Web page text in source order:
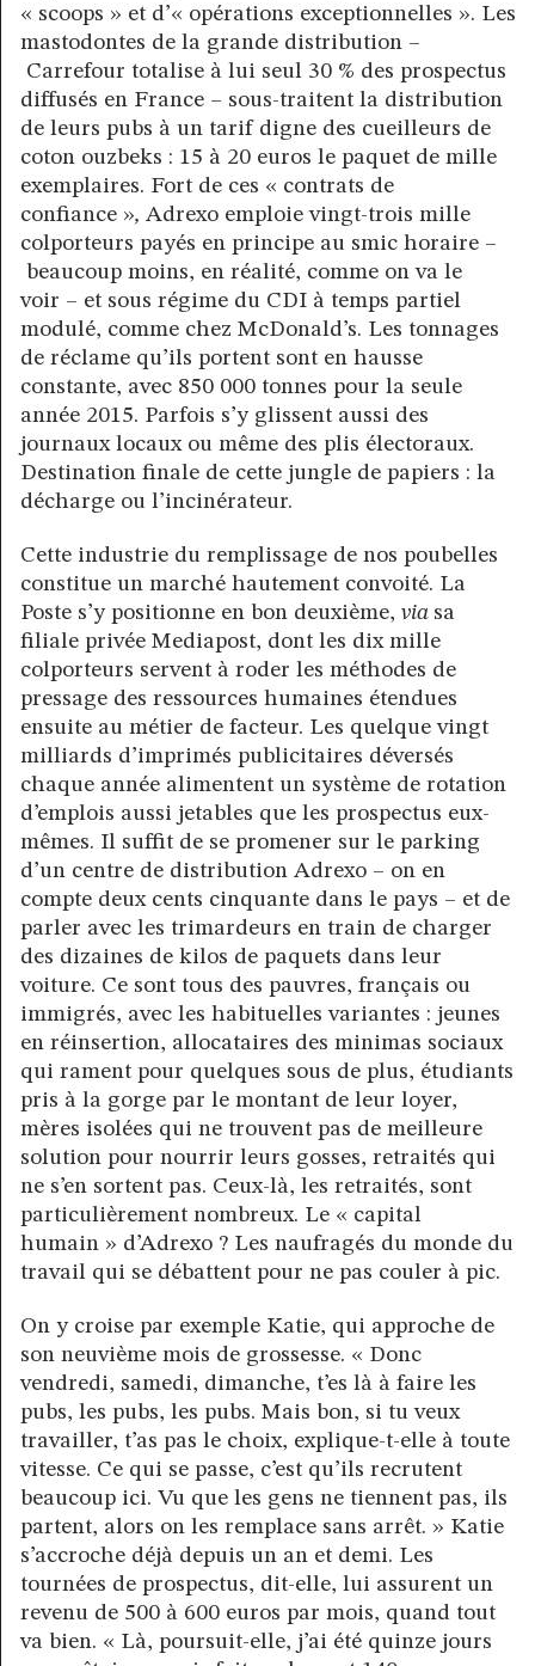
« scoops » et d’« opérations exceptionnelles ». Les
mastodontes de la grande distribution –
Carrefour totalise à lui seul 30 % des prospectus
diffusés en France – sous-traitent la distribution
de leurs pubs à un tarif digne des cueilleurs de
coton ouzbeks : 15 à 20 euros le paquet de mille
exemplaires. Fort de ces « contrats de
confiance », Adrexo emploie vingt-trois mille
colporteurs payés en principe au smic horaire –
beaucoup moins, en réalité, comme on va le
voir – et sous régime du CDI à temps partiel
modulé, comme chez McDonald’s. Les tonnages
de réclame qu’ils portent sont en hausse
constante, avec 850 000 tonnes pour la seule
année 2015. Parfois s’y glissent aussi des
journaux locaux ou même des plis électoraux.
Destination finale de cette jungle de papiers : la
décharge ou l’incinérateur.
Cette industrie du remplissage de nos poubelles
constitue un marché hautement convoité. La
Poste s’y positionne en bon deuxième, via sa
filiale privée Mediapost, dont les dix mille
colporteurs servent à roder les méthodes de
pressage des ressources humaines étendues
ensuite au métier de facteur. Les quelque vingt
milliards d’imprimés publicitaires déversés
chaque année alimentent un système de rotation
d’emplois aussi jetables que les prospectus eux-
mêmes. Il suffit de se promener sur le parking
d’un centre de distribution Adrexo – on en
compte deux cents cinquante dans le pays – et de
parler avec les trimardeurs en train de charger
des dizaines de kilos de paquets dans leur
voiture. Ce sont tous des pauvres, français ou
immigrés, avec les habituelles variantes : jeunes
en réinsertion, allocataires des minimas sociaux
qui rament pour quelques sous de plus, étudiants
pris à la gorge par le montant de leur loyer,
mères isolées qui ne trouvent pas de meilleure
solution pour nourrir leurs gosses, retraités qui
ne s’en sortent pas. Ceux-là, les retraités, sont
particulièrement nombreux. Le « capital
humain » d’Adrexo ? Les naufragés du monde du
travail qui se débattent pour ne pas couler à pic.
On y croise par exemple Katie, qui approche de
son neuvième mois de grossesse. « Donc
vendredi, samedi, dimanche, t’es là à faire les
pubs, les pubs, les pubs. Mais bon, si tu veux
travailler, t’as pas le choix, explique-t-elle à toute
vitesse. Ce qui se passe, c’est qu’ils recrutent
beaucoup ici. Vu que les gens ne tiennent pas, ils
partent, alors on les remplace sans arrêt. » Katie
s’accroche déjà depuis un an et demi. Les
tournées de prospectus, dit-elle, lui assurent un
revenu de 500 à 600 euros par mois, quand tout
va bien. « Là, poursuit-elle, j’ai été quinze jours